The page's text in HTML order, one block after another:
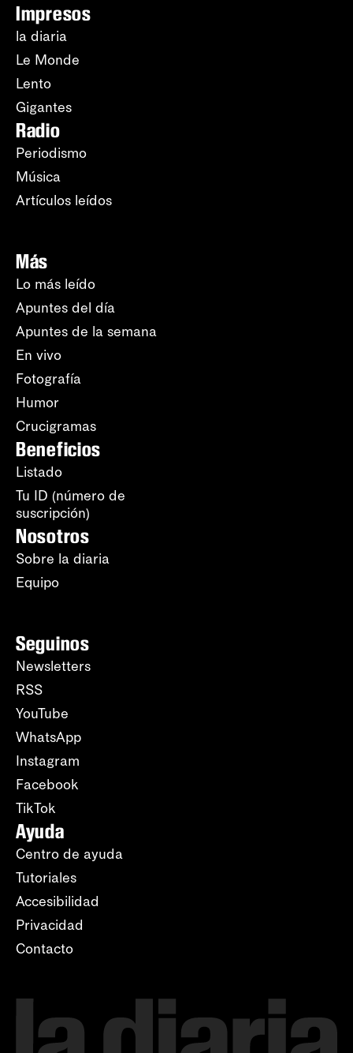
Impresos
la diaria
Le Monde
Lento
Gigantes
Radio
Periodismo
Música
Artículos leídos
Más
Lo más leído
Apuntes del día
Apuntes de la semana
En vivo
Fotografía
Humor
Crucigramas
Beneficios
Listado
Tu ID (número de
suscripción)
Nosotros
Sobre la diaria
Equipo
Seguinos
Newsletters
RSS
YouTube
WhatsApp
Instagram
Facebook
TikTok
Ayuda
Centro de ayuda
Tutoriales
Accesibilidad
Privacidad
Contacto